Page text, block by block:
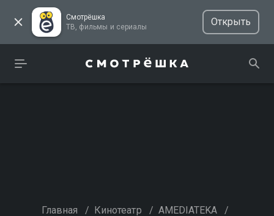
Смотрёшка
ТВ, фильмы и сериалы
Открыть
Главная / Кинотеатр / AMEDIATEKA /